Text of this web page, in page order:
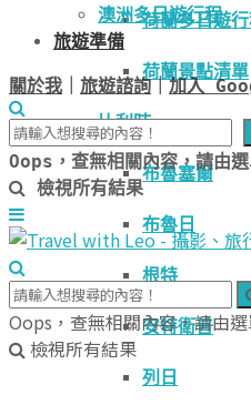
荷蘭多日遊
荷蘭景點清單
比利時
布魯塞爾
布魯日
根特
安特衛普
列日
澳洲多日遊行程
旅遊準備
關於我 旅遊諮詢｜加入
Oops，查無相關內容，請由
檢視所有結果
Oops，查無相關內容，請由
檢視所有結果